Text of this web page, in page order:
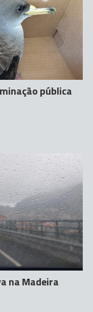
pública
na Madeira